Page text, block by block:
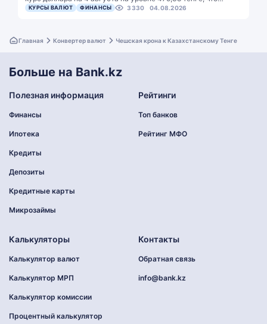
КУРСЫ ВАЛЮТ ФИНАНСЫ 3330 04.08.2026
Главная Конвертер валют Чешская крона к Казахстанскому Тенге
Больше на Bank.kz
Полезная информация
Финансы
Ипотека
Кредиты
Депозиты
Кредитные карты
Микрозаймы
Рейтинги
Топ банков
Рейтинг МФО
Калькуляторы
Калькулятор валют
Калькулятор МРП
Калькулятор комиссии
Процентный калькулятор
Контакты
Обратная связь
info@bank.kz